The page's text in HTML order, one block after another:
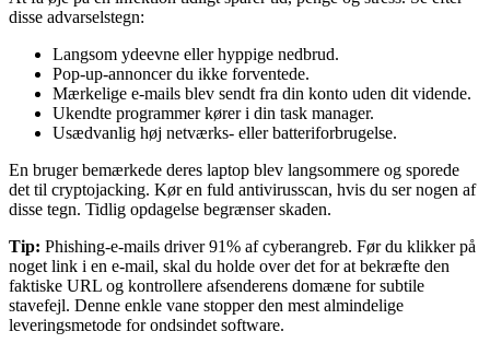
disse advarselstegn:
Langsom ydeevne eller hyppige nedbrud.
Pop-up-annoncer du ikke forventede.
Mærkelige e-mails blev sendt fra din konto uden dit vidende.
Ukendte programmer kører i din task manager.
Usædvanlig høj netværks- eller batteriforbrugelse.
En bruger bemærkede deres laptop blev langsommere og sporede
det til cryptojacking. Kør en fuld antivirusscan, hvis du ser nogen af
disse tegn. Tidlig opdagelse begrænser skaden.
Tip: Phishing-e-mails driver 91% af cyberangreb. Før du klikker på
noget link i en e-mail, skal du holde over det for at bekræfte den
faktiske URL og kontrollere afsenderens domæne for subtile
stavefejl. Denne enkle vane stopper den mest almindelige
leveringsmetode for ondsindet software.